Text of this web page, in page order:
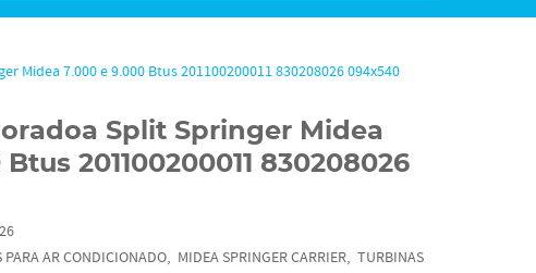
Midea 7.000 e 9.000 Btus 201100200011 830208026 094x540
Split Springer Midea
201100200011 830208026
PARA AR CONDICIONADO MIDEA SPRINGER CARRIER TURBINAS